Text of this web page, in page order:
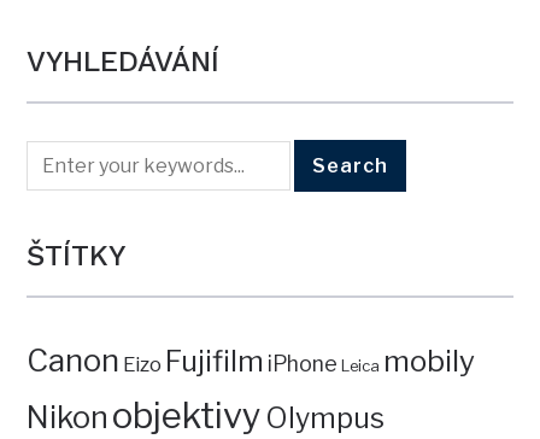
VYHLEDÁVÁNÍ
ŠTÍTKY
Canon Eizo Fujifilm iPhone Leica mobily
Nikon objektivy Olympus